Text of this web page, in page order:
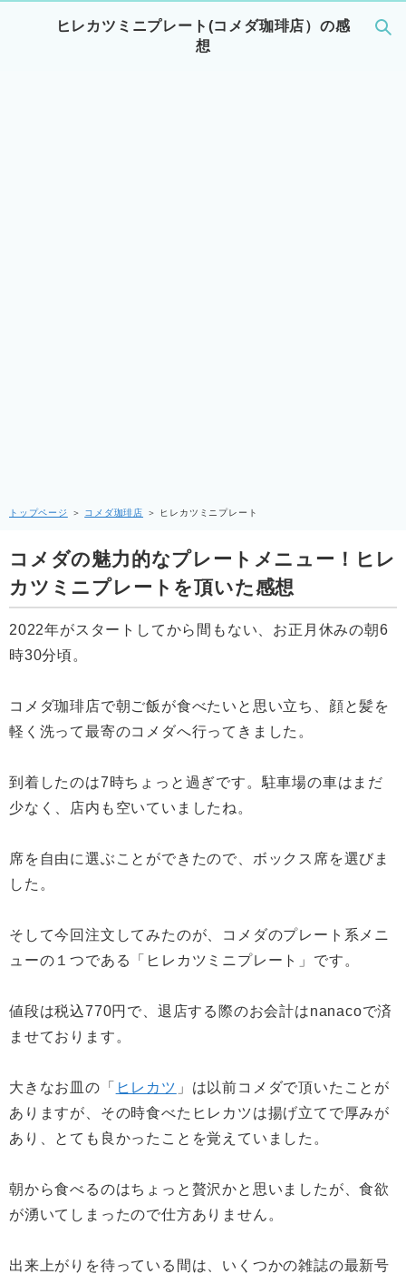
ヒレカツミニプレート(コメダ珈琲店）の感
想
トップページ ＞ コメダ珈琲店 ＞ ヒレカツミニプレート
コメダの魅力的なプレートメニュー！ヒレ
カツミニプレートを頂いた感想
2022年がスタートしてから間もない、お正月休みの朝6
時30分頃。
コメダ珈琲店で朝ご飯が食べたいと思い立ち、顔と髪を
軽く洗って最寄のコメダへ行ってきました。
到着したのは7時ちょっと過ぎです。駐車場の車はまだ
少なく、店内も空いていましたね。
席を自由に選ぶことができたので、ボックス席を選びま
した。
そして今回注文してみたのが、コメダのプレート系メニ
ューの１つである「ヒレカツミニプレート」です。
値段は税込770円で、退店する際のお会計はnanacoで済
ませております。
大きなお皿の「 ヒレカツ 」は以前コメダで頂いたことが
ありますが、その時食べたヒレカツは揚げ立てで厚みが
あり、とても良かったことを覚えていました。
朝から食べるのはちょっと贅沢かと思いましたが、食欲
が湧いてしまったので仕方ありません。
出来上がりを待っている間は、いくつかの雑誌の最新号